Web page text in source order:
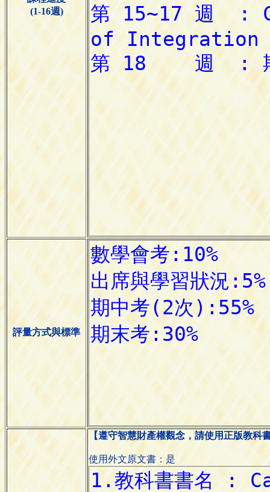
(1-16週)
評量方式與標準
【遵守智慧財產權觀念，請使用正版教科
使用外文原文書：是